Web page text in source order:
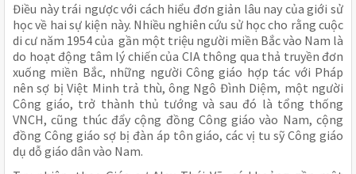
Điều này trái ngược với cách hiểu đơn giản lâu nay của giới sử
học về hai sự kiện này. Nhiều nghiên cứu sử học cho rằng cuộc
di cư năm 1954 của gần một triệu người miền Bắc vào Nam là
do hoạt động tâm lý chiến của CIA thông qua thả truyền đơn
xuống miền Bắc, những người Công giáo hợp tác với Pháp
nên sợ bị Việt Minh trả thù, ông Ngô Đình Diệm, một người
Công giáo, trở thành thủ tướng và sau đó là tổng thống
VNCH, cũng thúc đẩy cộng đồng Công giáo vào Nam, cộng
đồng Công giáo sợ bị đàn áp tôn giáo, các vị tu sỹ Công giáo
dụ dỗ giáo dân vào Nam.